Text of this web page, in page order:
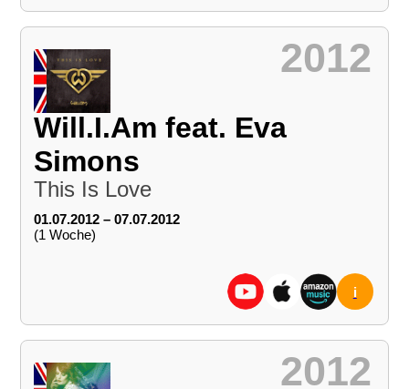
2012
Will.I.Am feat. Eva
Simons
This Is Love
01.07.2012 – 07.07.2012
(1 Woche)
i
2012